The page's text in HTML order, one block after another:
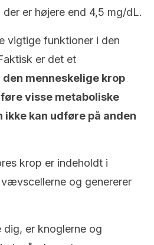
der er højere end 4,5 mg/dL.
vigtige funktioner i den
er det et
menneskelige krop
visse metaboliske
ikke kan udføre på anden
krop er indeholdt i
og genererer
dig, er knoglerne og